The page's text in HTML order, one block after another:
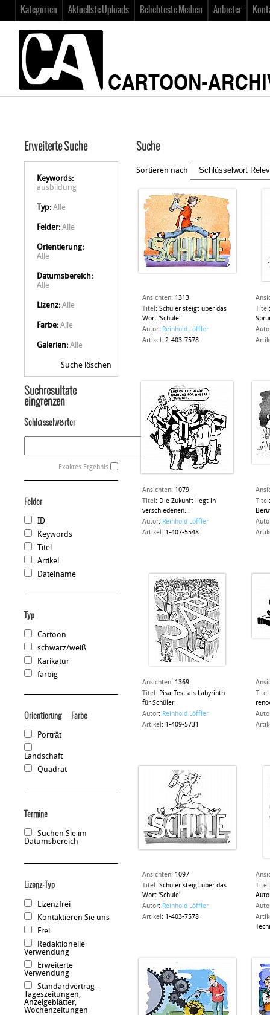
Kategorien Aktuellste Uploads Beliebteste Medien Anbieter
Erweiterte Suche
Keywords:
ausbildung
Typ: Alle
Felder: Alle
Orientierung:
Alle
Datumsbereich:
Alle
Lizenz: Alle
Farbe: Alle
Galerien: Alle
Suche löschen
Suchresultate
eingrenzen
Schlüsselwörter
Exaktes Ergebnis
Felder
ID
Keywords
Titel
Artikel
Dateiname
Typ
Cartoon
schwarz/weiß
Karikatur
farbig
Orientierung
Porträt
Landschaft
Quadrat
Farbe
Termine
Suchen Sie im
Datumsbereich
Lizenz-Typ
Lizenzfrei
Kontaktieren Sie uns
Frei
Redaktionelle
Verwendung
Erweiterte
Verwendung
Standardvertrag -
Tageszeitungen,
Anzeigeblätter,
Wochenzeitungen
Suche
Sortieren nach
Ansichten: 1313
Titel : Schüler steigt über das
Wort 'Schule'
Autor: Reinhold Löffler
Artikel : 2-403-7578
Titel
Ansichten: 1079
Titel : Die Zukunft liegt in
verschiedenen...
Autor: Reinhold Löffler
Artikel : 1-407-5548
Titel
Ansichten: 1369
Titel : Pisa-Test als Labyrinth
für Schüler
Autor: Reinhold Löffler
Artikel : 1-409-5731
Titel
Ansichten: 1097
Titel : Schüler steigt über das
Wort 'Schule'
Autor: Reinhold Löffler
Artikel : 1-403-7578
Titel